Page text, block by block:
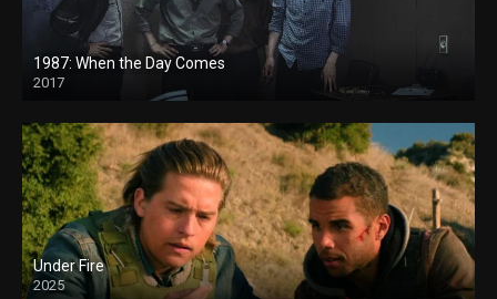
1987: When the Day Comes
2017
Under Fire
2025